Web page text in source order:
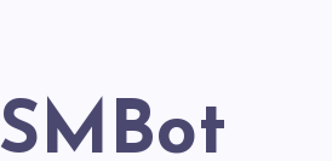
MSMBot